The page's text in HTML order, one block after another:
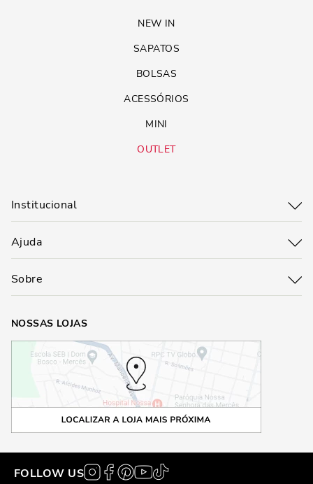
NEW IN
SAPATOS
BOLSAS
ACESSÓRIOS
MINI
OUTLET
Institucional
Ajuda
Sobre
NOSSAS LOJAS
FOLLOW US